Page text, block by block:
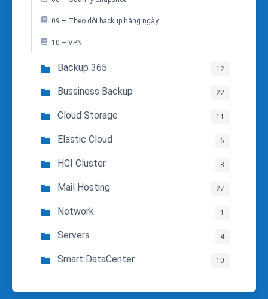
09 – Theo dõi backup hằng ngày
10 – VPN
Backup 365 12
Bussiness Backup 22
Cloud Storage 11
Elastic Cloud 6
HCI Cluster 8
Mail Hosting 27
Network 1
Servers 4
Smart DataCenter 10